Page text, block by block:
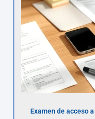
Examen de acceso